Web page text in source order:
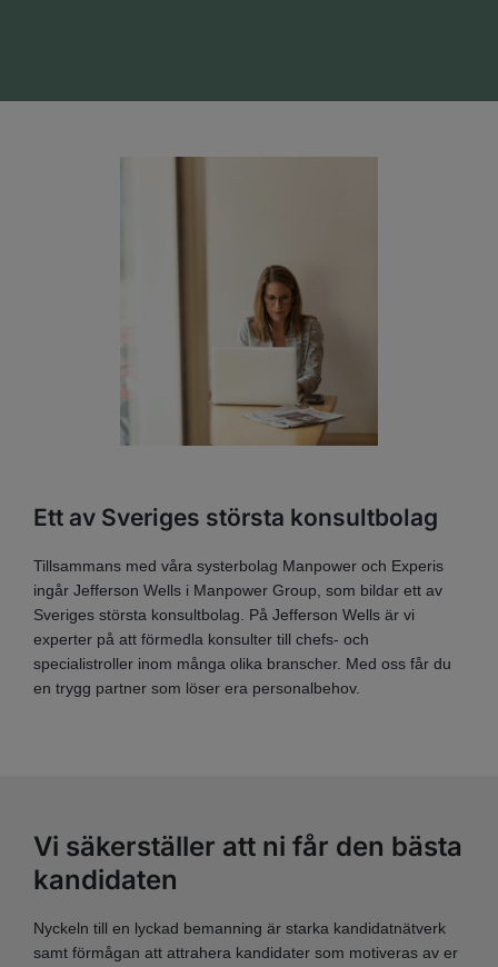
Ett av Sveriges största konsultbolag
Tillsammans med våra systerbolag Manpower och Experis
ingår Jefferson Wells i Manpower Group, som bildar ett av
Sveriges största konsultbolag. På Jefferson Wells är vi
experter på att förmedla konsulter till chefs- och
specialistroller inom många olika branscher. Med oss får du
en trygg partner som löser era personalbehov.
Vi säkerställer att ni får den bästa
kandidaten
Nyckeln till en lyckad bemanning är starka kandidatnätverk
samt förmågan att attrahera kandidater som motiveras av er